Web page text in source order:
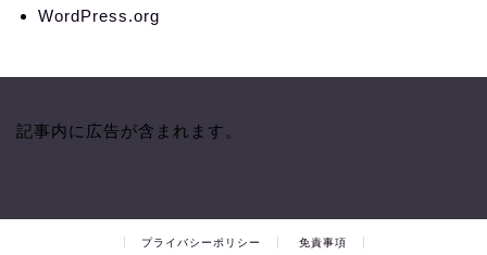
WordPress.org
記事内に広告が含まれます。
プライバシーポリシー 免責事項